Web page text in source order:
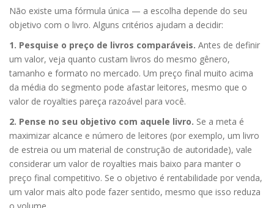
Não existe uma fórmula única — a escolha depende do seu
objetivo com o livro. Alguns critérios ajudam a decidir:
1. Pesquise o preço de livros comparáveis. Antes de definir
um valor, veja quanto custam livros do mesmo gênero,
tamanho e formato no mercado. Um preço final muito acima
da média do segmento pode afastar leitores, mesmo que o
valor de royalties pareça razoável para você.
2. Pense no seu objetivo com aquele livro. Se a meta é
maximizar alcance e número de leitores (por exemplo, um livro
de estreia ou um material de construção de autoridade), vale
considerar um valor de royalties mais baixo para manter o
preço final competitivo. Se o objetivo é rentabilidade por venda,
um valor mais alto pode fazer sentido, mesmo que isso reduza
o volume.